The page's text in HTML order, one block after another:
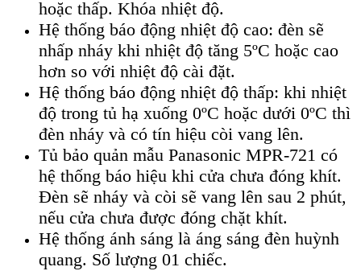
hoặc thấp. Khóa nhiệt độ.
Hệ thống báo động nhiệt độ cao: đèn sẽ
nhấp nháy khi nhiệt độ tăng 5ºC hoặc cao
hơn so với nhiệt độ cài đặt.
Hệ thống báo động nhiệt độ thấp: khi nhiệt
độ trong tủ hạ xuống 0ºC hoặc dưới 0ºC thì
đèn nháy và có tín hiệu còi vang lên.
Tủ bảo quản mẫu Panasonic MPR-721 có
hệ thống báo hiệu khi cửa chưa đóng khít.
Đèn sẽ nháy và còi sẽ vang lên sau 2 phút,
nếu cửa chưa được đóng chặt khít.
Hệ thống ánh sáng là áng sáng đèn huỳnh
quang. Số lượng 01 chiếc.